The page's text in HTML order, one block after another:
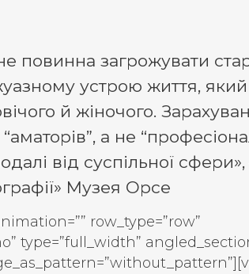
повинна загрожувати
устрою життя, який
й жіночого.
а не
від суспільної
Музея Орсе
row_type=”row”
type=”full_width”